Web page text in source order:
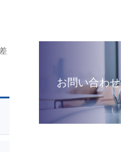
お問い合わせ